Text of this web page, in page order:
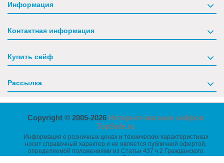
Информация
Контактная информация
Купить сейф
Рассылка
Copyright © 2005-2026 Интернет-магазин сейфов
TopSafe.ru
Информация о розничных ценах и технических характеристиках
носит справочный характер и не является публичной офертой,
определяемой положениями из Статьи 437 ч.2 Гражданского
кодекса РФ.